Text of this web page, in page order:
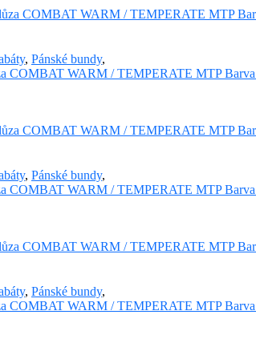
, Pánské bundy,
COMBAT WARM / TEMPERATE MTP
, Pánské bundy,
COMBAT WARM / TEMPERATE MTP
, Pánské bundy,
COMBAT WARM / TEMPERATE MTP